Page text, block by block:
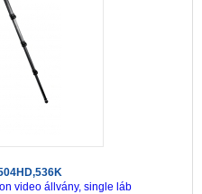
video állvány, single láb